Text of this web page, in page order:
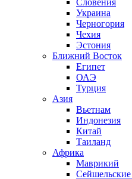
Словения
Украина
Черногория
Чехия
Эстония
Ближний Восток
Египет
ОАЭ
Турция
Азия
Вьетнам
Индонезия
Китай
Таиланд
Африка
Маврикий